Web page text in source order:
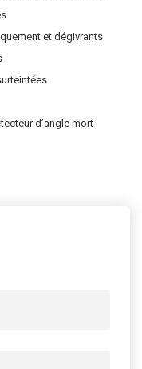
et dégivrants
d’angle mort